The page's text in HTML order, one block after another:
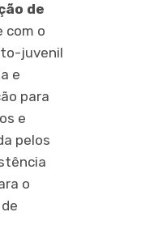
de
com o
juvenil
e
para
e
pelos
o